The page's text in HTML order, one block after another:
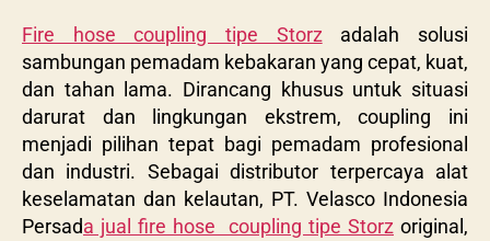
Fire hose coupling tipe Storz adalah solusi
sambungan pemadam kebakaran yang cepat, kuat,
dan tahan lama. Dirancang khusus untuk situasi
darurat dan lingkungan ekstrem, coupling ini
menjadi pilihan tepat bagi pemadam profesional
dan industri. Sebagai distributor terpercaya alat
keselamatan dan kelautan, PT. Velasco Indonesia
Persada jual fire hose coupling tipe Storz original,